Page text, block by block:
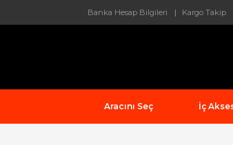
Banka Hesap Bilgileri Kargo Takip
Aracını Seç İç